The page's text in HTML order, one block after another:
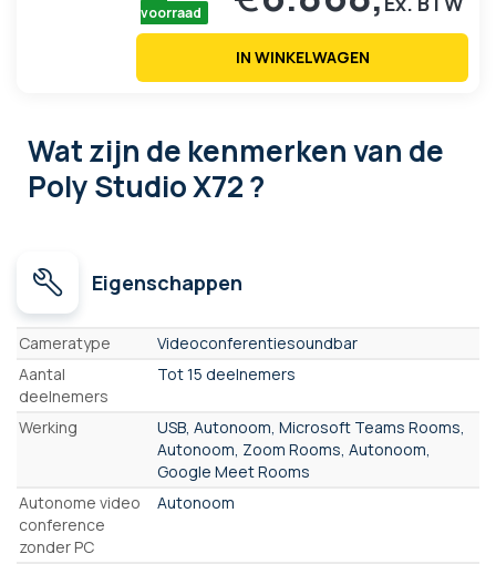
voorraad
IN WINKELWAGEN
Wat zijn de kenmerkenvan de
Poly Studio X72 ?
Eigenschappen
Eigenschappen
Cameratype
Videoconferentiesoundbar
Aantal
deelnemers
Tot 15 deelnemers
Werking
USB, Autonoom, Microsoft Teams Rooms,
Autonoom, Zoom Rooms, Autonoom,
Google Meet Rooms
Autonome video
conference
zonder PC
Autonoom